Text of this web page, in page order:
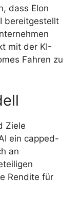
dass Elon
bereitgestellt
mit der KI-
Fahren zu
Ziele
ein capped-
an
Rendite für